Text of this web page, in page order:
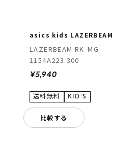
asics kids LAZERBEAM
LAZERBEAM RK-MG
1154A223.300
¥5,940
比較する